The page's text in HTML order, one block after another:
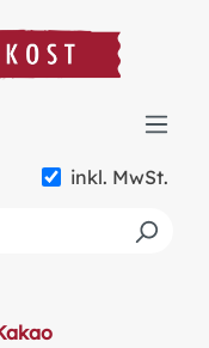
inkl. MwSt.
Positionen. Der